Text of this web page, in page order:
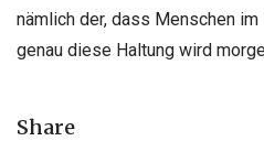
nämlich der, dass Menschen
genau diese Haltung wird
Share